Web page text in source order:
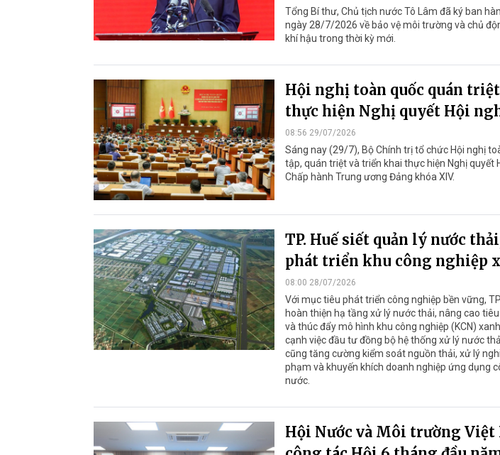
Tổng Bí thư, Chủ tịch nước Tô Lâm đã ký ban
ngày 28/7/2026 về bảo vệ môi trường và chủ
khí hậu trong thời kỳ mới.
Hội nghị toàn quốc quán
thực hiện Nghị quyết Hội
08:56 29/07/2026
Sáng nay (29/7), Bộ Chính trị tổ chức Hội nghị
tập, quán triệt và triển khai thực hiện Nghị quyết
Chấp hành Trung ương Đảng khóa XIV.
TP. Huế siết quản lý nước
phát triển khu công nghiệp
08:00 28/07/2026
Với mục tiêu phát triển công nghiệp bền vững,
hoàn thiện hạ tầng xử lý nước thải, nâng cao
và thúc đẩy mô hình khu công nghiệp (KCN)
cạnh việc đầu tư đồng bộ hệ thống xử lý nước
cũng tăng cường kiểm soát nguồn thải, xử lý
phạm và khuyến khích doanh nghiệp ứng dụng
nước.
Hội Nước và Môi trường Việt